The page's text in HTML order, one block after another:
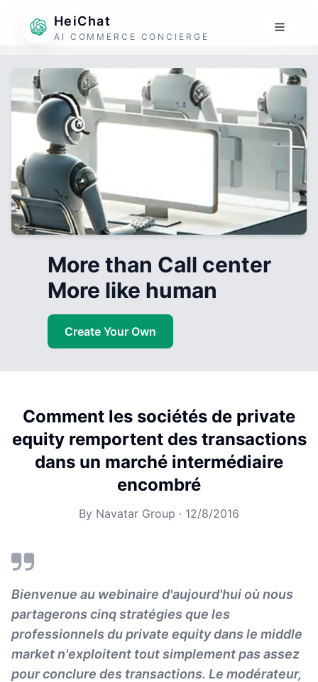
HeiChat
AI COMMERCE CONCIERGE
More than Call center
More like human
Create Your Own
Comment les sociétés de private
equity remportent des transactions
dans un marché intermédiaire
encombré
By Navatar Group · 12/8/2016
Bienvenue au webinaire d'aujourd'hui où nous
partagerons cinq stratégies que les
professionnels du private equity dans le middle
market n'exploitent tout simplement pas assez
pour conclure des transactions. Le modérateur,